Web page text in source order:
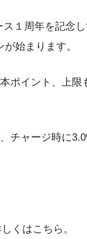
１周年を記念
始まります。
ポイント、上
チャージ時に
くはこちら。